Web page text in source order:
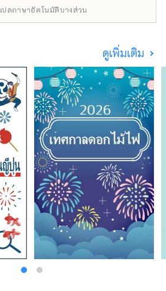
ปลภาษาอัตโนมัติบางส่วน
ดูเพิ่มเติม